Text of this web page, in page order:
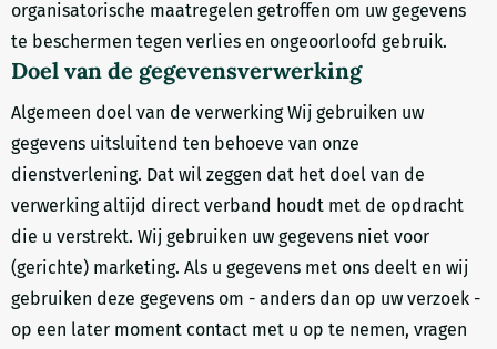
organisatorische maatregelen getroffen om uw gegevens
te beschermen tegen verlies en ongeoorloofd gebruik.
Doel van de gegevensverwerking
Algemeen doel van de verwerking Wij gebruiken uw
gegevens uitsluitend ten behoeve van onze
dienstverlening. Dat wil zeggen dat het doel van de
verwerking altijd direct verband houdt met de opdracht
die u verstrekt. Wij gebruiken uw gegevens niet voor
(gerichte) marketing. Als u gegevens met ons deelt en wij
gebruiken deze gegevens om - anders dan op uw verzoek -
op een later moment contact met u op te nemen, vragen